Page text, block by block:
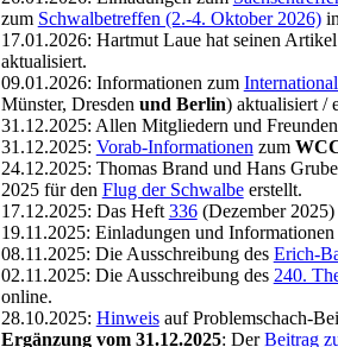
zum Schwalbetreffen (2.-4. Oktober 2026)
17.01.2026: Hartmut Laue hat seinen Artikel
aktualisiert.
09.01.2026: Informationen zum
Münster, Dresden und Berlin) aktualisiert /
31.12.2025: Allen Mitgliedern und
31.12.2025: Vorab-Informationen zum
24.12.2025: Thomas Brand und Hans
2025 für den Flug der Schwalbeerstellt.
17.12.2025: Das Heft 336(Dezember 2025)
19.11.2025: Einladungen und
08.11.2025: Die Ausschreibung des Erich-
02.11.2025: Die Ausschreibung des 240.
online.
28.10.2025: Hinweisauf Problemschach-
Ergänzung vom 31.12.2025: DerBeitrag